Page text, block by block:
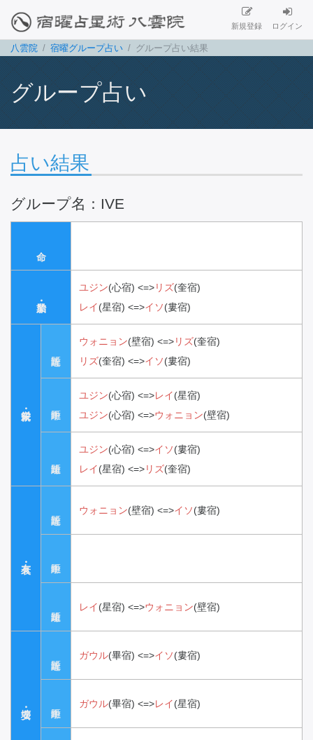
新規登録 ログイン
八雲院 宿曜グループ占い グループ占い結果
グループ占い
占い結果
グループ名：IVE
ユジン(心宿) <=>リズ(奎宿)
レイ(星宿) <=>イソ(婁宿)
ウォニョン(壁宿) <=>リズ(奎宿)
リズ(奎宿) <=>イソ(婁宿)
ユジン(心宿) <=>レイ(星宿)
ユジン(心宿) <=>ウォニョン(壁宿)
ユジン(心宿) <=>イソ(婁宿)
レイ(星宿) <=>リズ(奎宿)
ウォニョン(壁宿) <=>イソ(婁宿)
レイ(星宿) <=>ウォニョン(壁宿)
ガウル(畢宿) <=>イソ(婁宿)
ガウル(畢宿) <=>レイ(星宿)